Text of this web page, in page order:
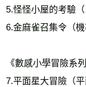
5.怪怪小屋的考驗（
6.金麻雀召集令（機
《數感小學冒險系
7.平面星大冒險（平